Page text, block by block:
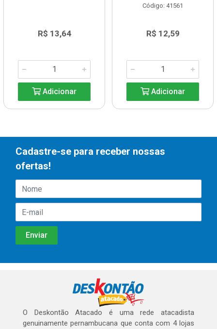
R$ 13,64
Adicionar
Código: 41561
R$ 12,59
Adicionar
Cadastre-se para receber nossas
ofertas!
O Deskontão Atacado é uma rede atacadista
genuinamente pernambucana que conta com 4 lojas